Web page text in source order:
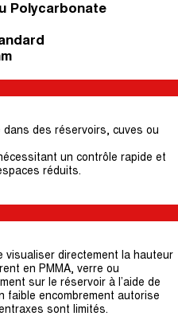
Polycarbonate
des réservoirs, cuves ou
un contrôle rapide et
réduits.
visualiser directement la hauteur
en PMMA, verre ou
sur le réservoir à l’aide de
encombrement autorise
sont limités.